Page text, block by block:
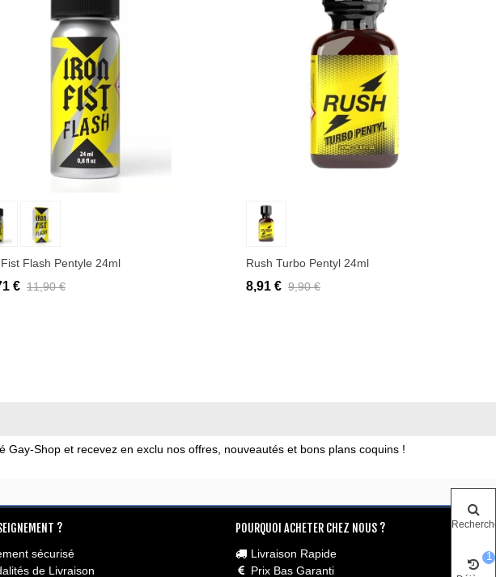
Ajouter au panier
Flash Pentyle 24ml
€ 11,90 €
Rush Turbo Pentyl 24ml
8,91 € 9,90 €
Gay-Shop et recevez en exclu nos offres, nouveautés et bons plans coquins !
?
sécurisé
de Livraison
POURQUOI ACHETER CHEZ NOUS ?
Livraison Rapide
Prix Bas Garanti
1